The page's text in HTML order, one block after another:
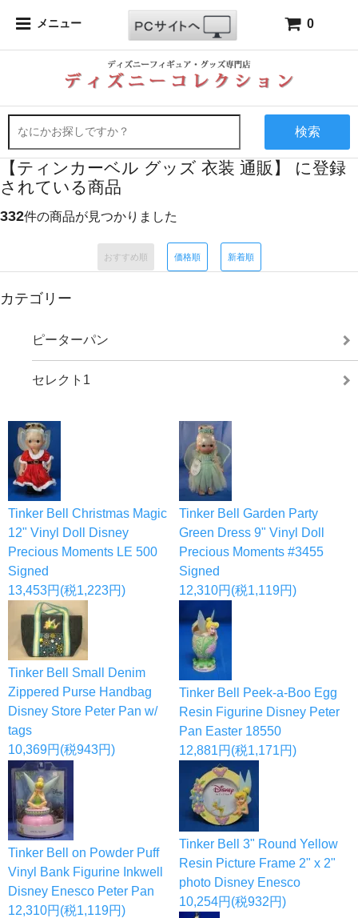
メニュー 0
検索
【ティンカーベル グッズ 衣装 通販】 に登録
されている商品
332件の商品が見つかりました
おすすめ順 価格順 新着順
カテゴリー
ピーターパン
セレクト1
Tinker Bell Christmas Magic
12" Vinyl Doll Disney
Precious Moments LE 500
Signed
13,453円(税1,223円)
Tinker Bell Garden Party
Green Dress 9" Vinyl Doll
Precious Moments #3455
Signed
12,310円(税1,119円)
Tinker Bell Small Denim
Zippered Purse Handbag
Disney Store Peter Pan w/
tags
10,369円(税943円)
Tinker Bell Peek-a-Boo Egg
Resin Figurine Disney Peter
Pan Easter 18550
12,881円(税1,171円)
Tinker Bell on Powder Puff
Vinyl Bank Figurine Inkwell
Disney Enesco Peter Pan
12,310円(税1,119円)
Tinker Bell 3" Round Yellow
Resin Picture Frame 2" x 2"
photo Disney Enesco
10,254円(税932円)